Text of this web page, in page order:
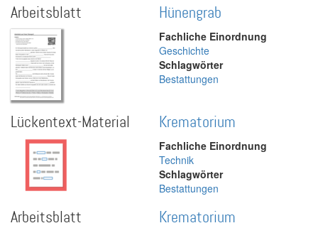
Arbeitsblatt Hünengrab
Fachliche Einordnung
Geschichte
Schlagwörter
Bestattungen
Lückentext-Material Krematorium
Fachliche Einordnung
Technik
Schlagwörter
Bestattungen
Arbeitsblatt Krematorium